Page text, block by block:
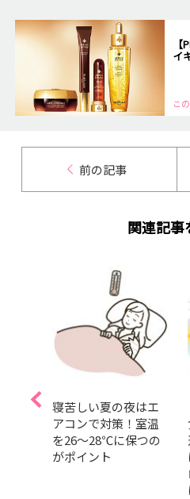
イ
こ
前の記事
関連記事
寝苦しい夏の夜はエ
アコンで対策！室温
を26～28℃に保つの
がポイント